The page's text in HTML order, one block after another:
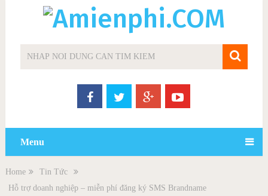
Menu
Home
Tin Tức
Hỗ trợ doanh nghiệp – miễn phí đăng ký SMS Brandname